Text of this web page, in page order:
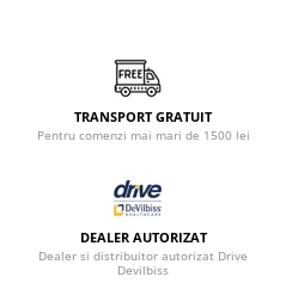
TRANSPORT GRATUIT
Pentru comenzi mai mari de 1500 lei
DEALER AUTORIZAT
Dealer si distribuitor autorizat Drive
Devilbiss